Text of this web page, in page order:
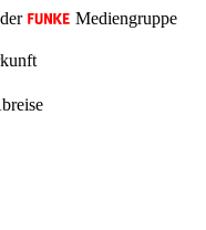
Mediengruppe